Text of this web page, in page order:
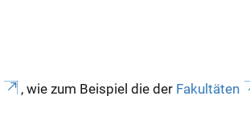
, wie zum Beispiel die der Fakultäten